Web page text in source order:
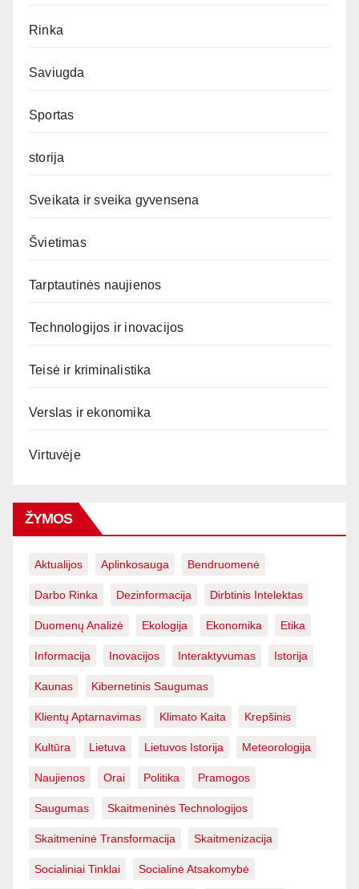
Rinka
Saviugda
Sportas
storija
Sveikata ir sveika gyvensena
Švietimas
Tarptautinės naujienos
Technologijos ir inovacijos
Teisė ir kriminalistika
Verslas ir ekonomika
Virtuvėje
ŽYMOS
Aktualijos Aplinkosauga Bendruomenė
Darbo Rinka Dezinformacija Dirbtinis Intelektas
Duomenų Analizė Ekologija Ekonomika Etika
Informacija Inovacijos Interaktyvumas Istorija
Kaunas Kibernetinis Saugumas
Klientų Aptarnavimas Klimato Kaita Krepšinis
Kultūra Lietuva Lietuvos Istorija Meteorologija
Naujienos Orai Politika Pramogos
Saugumas Skaitmeninės Technologijos
Skaitmeninė Transformacija Skaitmenizacija
Socialiniai Tinklai Socialinė Atsakomybė